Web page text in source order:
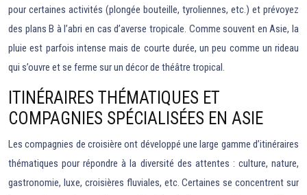
pour certaines activités (plongée bouteille, tyroliennes, etc.) et prévoyez
des plans B à l’abri en cas d’averse tropicale. Comme souvent en Asie, la
pluie est parfois intense mais de courte durée, un peu comme un rideau
qui s’ouvre et se ferme sur un décor de théâtre tropical.
ITINÉRAIRES THÉMATIQUES ET
COMPAGNIES SPÉCIALISÉES EN ASIE
Les compagnies de croisière ont développé une large gamme d’itinéraires
thématiques pour répondre à la diversité des attentes : culture, nature,
gastronomie, luxe, croisières fluviales, etc. Certaines se concentrent sur